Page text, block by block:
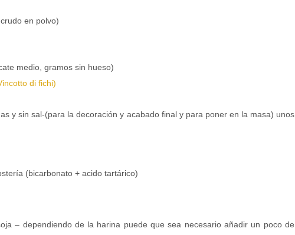
en polvo)
medio, gramos sin hueso)
di fichi)
y sin sal-(para la decoración y acabado final y para poner en la masa) unos
(bicarbonato + acido tartárico)
– dependiendo de la harina puede que sea necesario añadir un poco de